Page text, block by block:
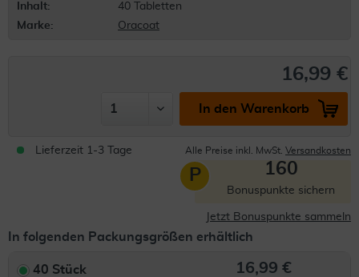
Inhalt:
40 Tabletten
Marke:
Oracoat
16,99 €
In den Warenkorb
Lieferzeit 1-3 Tage Alle Preise inkl. MwSt. Versandkosten
P 160
Bonuspunkte sichern
Jetzt Bonuspunkte sammeln
In folgenden Packungsgrößen erhältlich
40 Stück 16,99 €